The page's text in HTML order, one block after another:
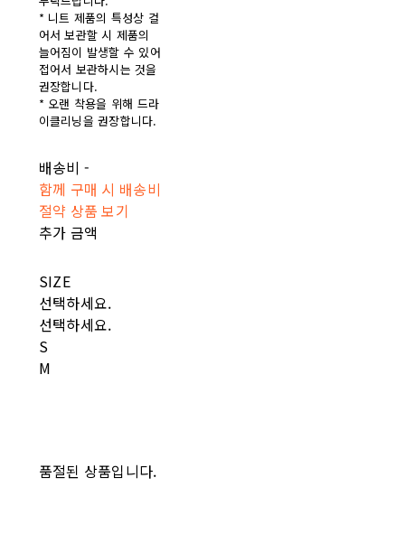
* 니트 제품의 특성상 걸
어서 보관할 시 제품의
늘어짐이 발생할 수 있어
접어서 보관하시는 것을
권장합니다.
* 오랜 착용을 위해 드라
이클리닝을 권장합니다.
배송비 -
함께 구매 시 배송비
절약 상품 보기
추가 금액
SIZE
선택하세요.
선택하세요.
S
M
품절된 상품입니다.